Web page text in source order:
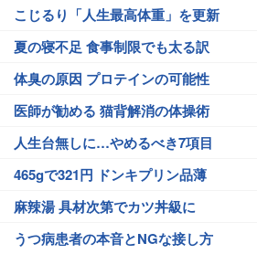
こじるり「人生最高体重」を更新
夏の寝不足 食事制限でも太る訳
体臭の原因 プロテインの可能性
医師が勧める 猫背解消の体操術
人生台無しに…やめるべき7項目
465gで321円 ドンキプリン品薄
麻辣湯 具材次第でカツ丼級に
うつ病患者の本音とNGな接し方